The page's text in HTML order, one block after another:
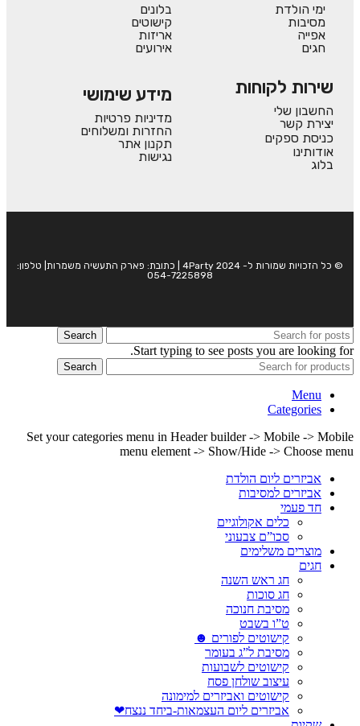
ימי הולדת
מסיבות
אפייה
חגים
בלונים
קישוטים
אריזות
אירועים
שירות לקוחות
החשבון שלי
יצירת קשר
כניסת ספקים
אודותינו
בלוג
מידע שימושי
מדיניות פרטיות
החזרות ומשלוחים
תקנון אתר
נגישות
© כל הזכויות שמורות ל- 4Party 2024 | כתובת: פארק התעשיה משמרות| טלפון:
054-7225898
Search
Start typing to see posts you are looking for.
Search
Menu
Categories
Set your categories menu in Header builder -> Mobile -> Mobile
menu element -> Show/Hide -> Choose menu
אביזרים ליום הולדת
אביזרים למסיבות
חד פעמי
כלים אקולוגיים
סכו”ם צבעוני
מוצרים משלימים
חגים
חג ראש השנה
חג סוכות
מסיבת חנוכה
ט”ו בשבט
קישוטים לפורים ☻
מסיבת ל”ג בעומר
קישוטים לשבועות
עיצוב שולחן פסח
קישוטים ואביזרים למימונה
אביזרים ליום העצמאות-ביחד ננצח❤